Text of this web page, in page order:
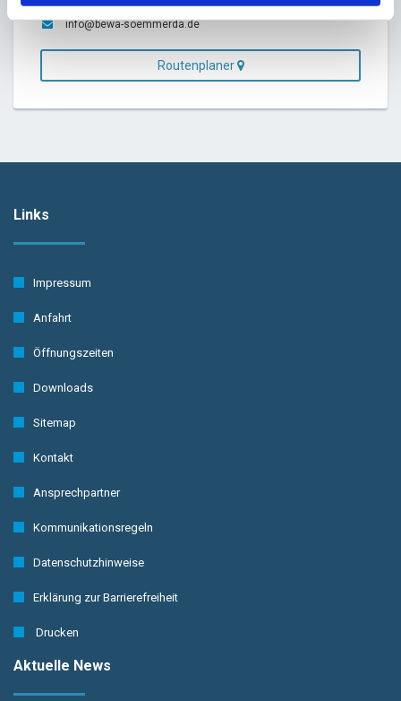
info@bewa-soemmerda.de
Routenplaner
Links
Impressum
Anfahrt
Öffnungszeiten
Downloads
Sitemap
Kontakt
Ansprechpartner
Kommunikationsregeln
Datenschutzhinweise
Erklärung zur Barrierefreiheit
Drucken
Aktuelle News